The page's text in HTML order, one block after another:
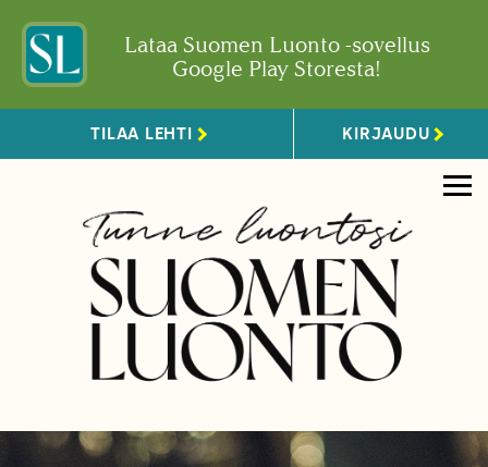
Lataa Suomen Luonto -sovellus
Google Play Storesta!
TILAA LEHTI KIRJAUDU